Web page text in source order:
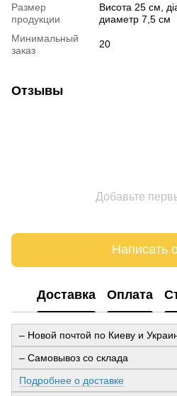
Размер
продукции
Висота 25 см,
диаметр 7,5 см
Минимальный
заказ
20
Отзывы
Добавьте
Написать
Доставка Оплата
– Новой почтой по Киеву и
– Самовывоз со склада
Подробнее о доставке